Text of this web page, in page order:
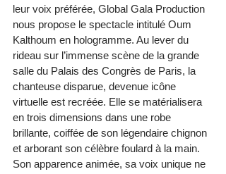
leur voix préférée, Global Gala Production
nous propose le spectacle intitulé Oum
Kalthoum en hologramme. Au lever du
rideau sur l’immense scène de la grande
salle du Palais des Congrès de Paris, la
chanteuse disparue, devenue icône
virtuelle est recréée. Elle se matérialisera
en trois dimensions dans une robe
brillante, coiffée de son légendaire chignon
et arborant son célèbre foulard à la main.
Son apparence animée, sa voix unique ne